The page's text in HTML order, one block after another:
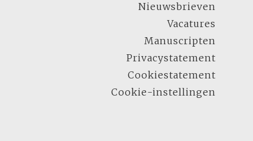
Nieuwsbrieven
Vacatures
Manuscripten
Privacystatement
Cookiestatement
Cookie-instellingen